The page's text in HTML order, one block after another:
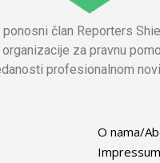
član Reporters
za pravnu
profesionalnom
O nama/
Impressum